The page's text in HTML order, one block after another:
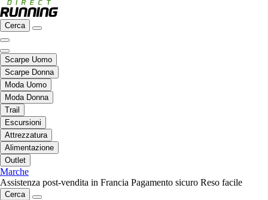
Cerca
Scarpe Uomo
Scarpe Donna
Moda Uomo
Moda Donna
Trail
Escursioni
Attrezzatura
Alimentazione
Outlet
Marche
Assistenza post-vendita in Francia Pagamento sicuro Reso facile
Cerca